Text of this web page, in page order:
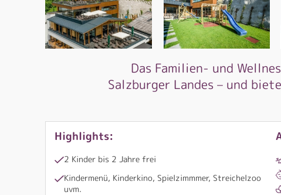
Das Familien- und
Salzburger Landes – und
Highlights:
2 Kinder bis 2 Jahre frei
Kindermenü, Kinderkino, Spielzimmmer, Streichelzoo
uvm.